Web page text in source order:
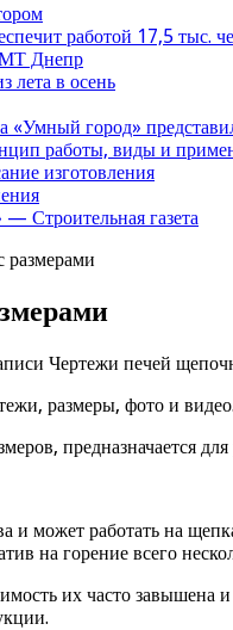
работой 17,5 тыс.
МТ Днепр
лета в осень
«Умный город»
работы, виды и
изготовления
Строительная газета
размерами
Чертежи печей
размеры, фото и
предназначается
и может работать на
на горение всего
их часто